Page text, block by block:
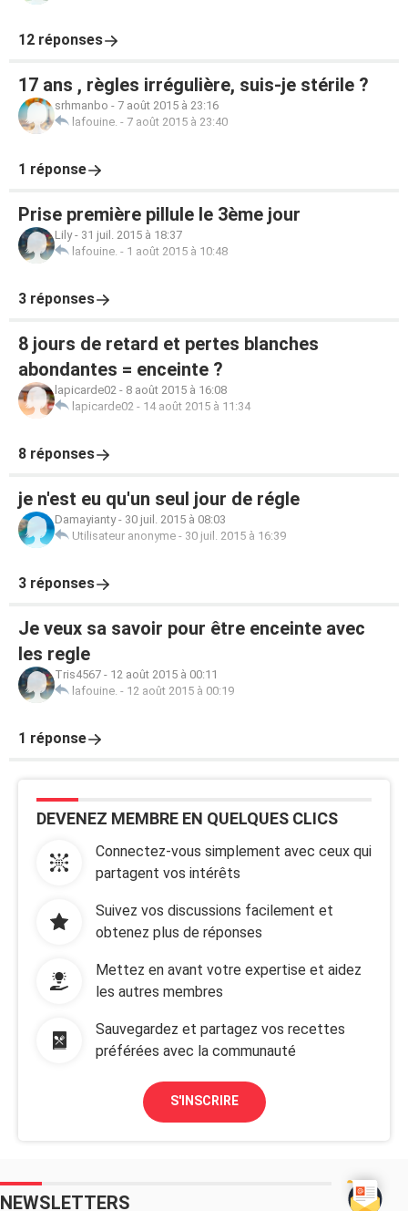
12 réponses
17 ans , règles irrégulière, suis-je stérile ?
srhmanbo - 7 août 2015 à 23:16
lafouine. - 7 août 2015 à 23:40
1 réponse
Prise première pillule le 3ème jour
Lily- 31 juil. 2015 à 18:37
lafouine. - 1 août 2015 à 10:48
3 réponses
8 jours de retard et pertes blanches
abondantes = enceinte ?
lapicarde02 - 8 août 2015 à 16:08
lapicarde02 - 14 août 2015 à 11:34
8 réponses
je n'est eu qu'un seul jour de régle
Damayianty- 30 juil. 2015 à 08:03
Utilisateur anonyme - 30 juil. 2015 à 16:39
3 réponses
Je veux sa savoir pour être enceinte avec
les regle
Tris4567 - 12 août 2015 à 00:11
lafouine. - 12 août 2015 à 00:19
1 réponse
DEVENEZ MEMBRE EN QUELQUES CLICS
Connectez-vous simplement avec ceux qui
partagent vos intérêts
Suivez vos discussions facilement et
obtenez plus de réponses
Mettez en avant votre expertise et aidez
les autres membres
Sauvegardez et partagez vos recettes
préférées avec la communauté
S'INSCRIRE
NEWSLETTERS